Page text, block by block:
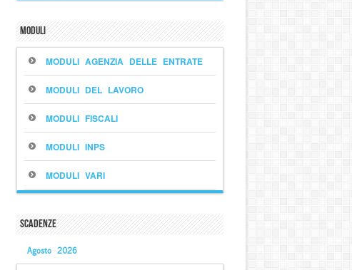
Moduli
MODULI AGENZIA DELLE ENTRATE
MODULI DEL LAVORO
MODULI FISCALI
MODULI INPS
MODULI VARI
Scadenze
Agosto 2026